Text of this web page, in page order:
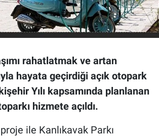
rahatlatmak ve artan
hayata geçirdiği açık otopark
Yılı kapsamında planlanan
hizmete açıldı.
ile Kanlıkavak Parkı